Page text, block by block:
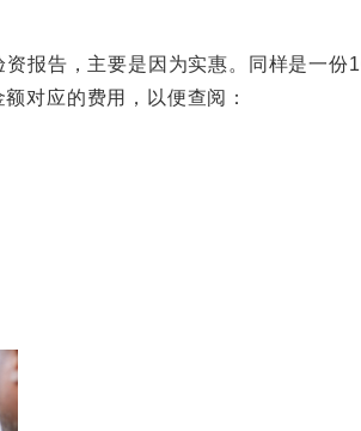
告，主要是因为实惠。同样是一份
对应的费用，以便查阅：